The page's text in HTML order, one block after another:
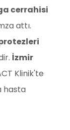
cerrahisi
attı.
İzmir
Klinik'te
hasta